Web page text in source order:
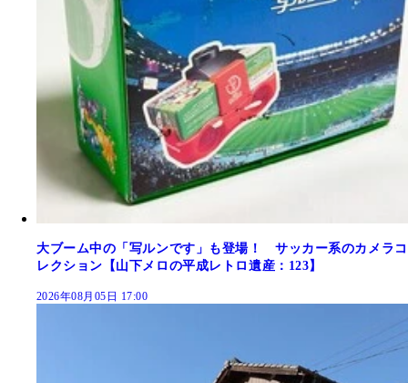
大ブーム中の「写ルンです」も登場！ サッカー系のカメラコ
レクション【山下メロの平成レトロ遺産：123】
2026年08月05日 17:00